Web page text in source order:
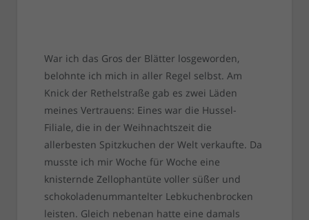
War ich das Gros der Blätter losgeworden,
belohnte ich mich in aller Regel selbst. Am
Knick der Rethelstraße gab es zwei Läden
meines Vertrauens: Eines war die Hussel-
Filiale, die in der Weihnachtszeit die
allerbesten Spitzkuchen der Welt verkaufte. Da
musste ich mir Woche für Woche eine
knisternde Zellophantüte voller süßer und
schokoladenummantelter Lebkuchenbrocken
leisten. Gleich nebenan hatte eine damals